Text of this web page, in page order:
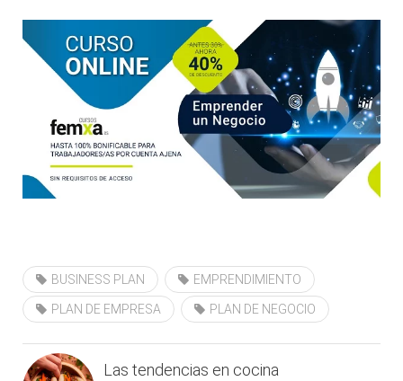
BUSINESS PLAN EMPRENDIMIENTO
PLAN DE EMPRESA PLAN DE NEGOCIO
Las tendencias en cocina